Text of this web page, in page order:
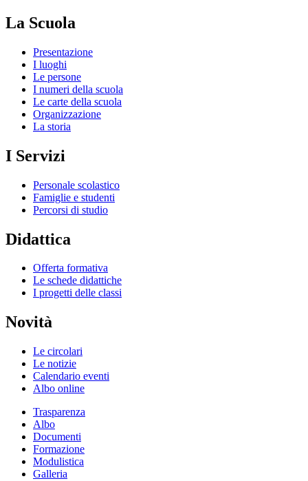
La Scuola
Presentazione
I luoghi
Le persone
I numeri della scuola
Le carte della scuola
Organizzazione
La storia
I Servizi
Personale scolastico
Famiglie e studenti
Percorsi di studio
Didattica
Offerta formativa
Le schede didattiche
I progetti delle classi
Novità
Le circolari
Le notizie
Calendario eventi
Albo online
Trasparenza
Albo
Documenti
Formazione
Modulistica
Galleria